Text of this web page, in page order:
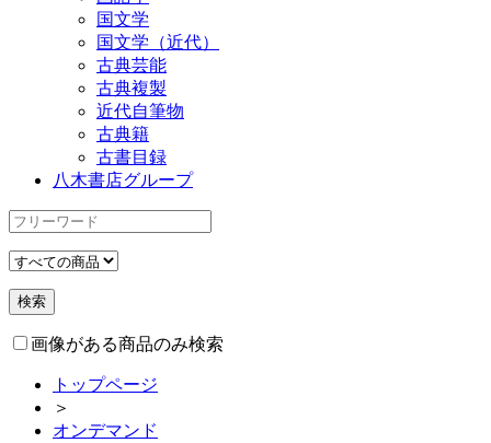
国文学
国文学（近代）
古典芸能
古典複製
近代自筆物
古典籍
古書目録
八木書店グループ
画像がある商品のみ検索
トップページ
＞
オンデマンド